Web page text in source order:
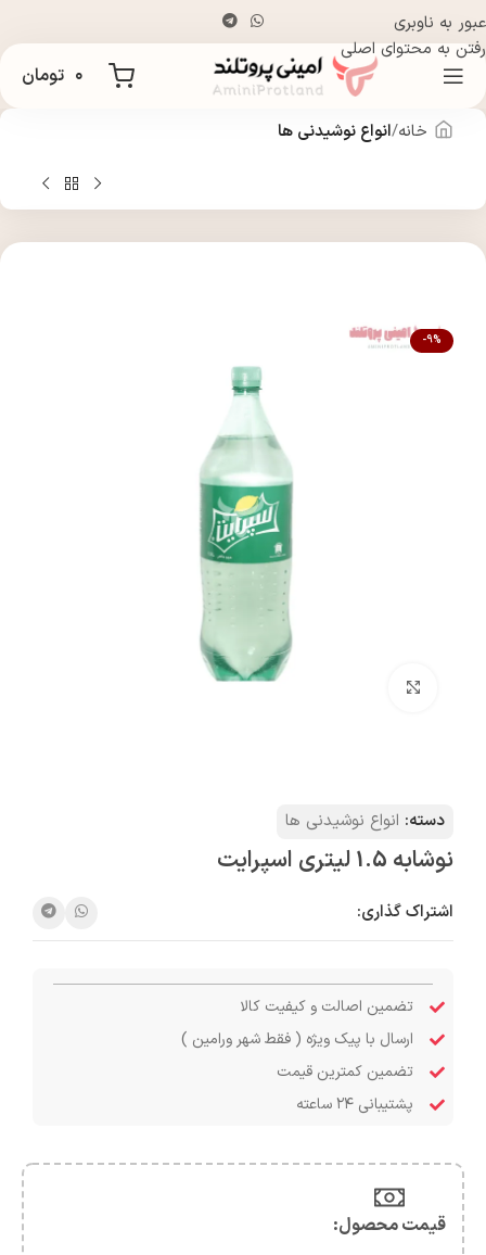
عبور به ناوبری
رفتن به محتوای اصلی
۰ تومان
خانه انواع نوشیدنی ها
-9%
دسته: انواع نوشیدنی ها
نوشابه 1.5 لیتری اسپرايت
اشتراک گذاری:
تضمین اصالت و کیفیت کالا
ارسال با پیک ویژه ( فقط شهر ورامین )
تضمین کمترین قیمت
پشتیبانی ۲۴ ساعته
قیمت محصول:​